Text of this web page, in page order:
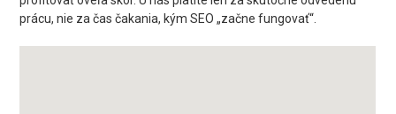
prácu, nie za čas čakania, kým SEO „začne fungovať“.